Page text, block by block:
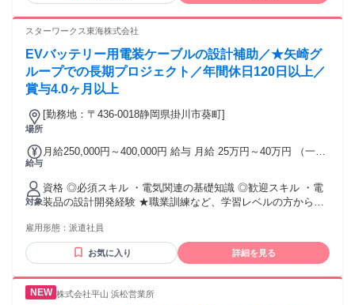
方も歓迎！◀ ＝＝＝＝＝＝＝＝＝＝＝＝＝＝＝ ・第二新卒歓
迎 ・初めての転職歓迎 ・経験が浅い方も歓迎 ・上流工程へ
挑戦したい方歓迎 ・市場価値を高めたい方歓迎 ・自動車整備
士学校卒業の方 ・CAD操作や図面読解経験がある方 ・理工系
大学、工業高校等で 機械・電気電子を学ばれた方 ・製造、自
動車整備士、施工管理、 CADオペレーター経験者 ＝＝＝＝＝
＝＝＝＝＝＝＝＝＝＝ ▶下記ツールの使用経験者歓迎◀ ＝＝
＝＝＝＝＝＝＝＝＝＝＝＝＝ CAD（2D-CAD、3D-CAD）
PLC CAE解析 シーケンス制御 ノギス マイクロメータ テスタ
ラムアナライザ NC旋盤 フライス盤
一律住宅手当 1万円(固定給に含む) 交通費全額支給 残業手当
（全額支給） ※サービス残業なし 家族手当 【昇給】 年1回
（4月） 【賞与】 年2回 （7月・12月） ※昨年度支給実績2回
※2.91ヶ月（2025年度実績） ※現職の給与、希望年収を考慮
いたします ※経験者積極採用・給与優遇 ※能力・経験を考慮
し当社規定により決定
っと幅広い製品や技術に携わりたい」 「エンジニアとして市
アリングでは 年間9,188件のプロジェクトの中から、 あなた
のキャリアプランに 合わせた案件をご提案しています。 自動
車・航空宇宙・半導体・医療機器など、 様々なメーカーや製
品に携わることで、 1社では得られない経験とスキルを 身に
つけることが可能です。 「初めての転職だから不安」 「経験
＝＝＝＝ ▶“今よりもっと”レベルアップ◀ ＝＝＝＝＝＝＝＝
る無料研修 ・100種類以上の通信教育講座 ・資格試験費用補
助制度 ・資格取得奨励金制度 ＼こんな未来も実現できます／
き続け、最先端の技術に触れる。 ★大手メーカーの正社員へ
転籍。 豊富な選択肢がある当社で、 新しい可能性を拓きませ
んか？ ＝＝＝＝＝＝＝＝＝＝＝＝＝＝＝ ▶以下に当てはまる
迎 ・初めての転職歓迎 ・経験が浅い方も歓迎 ・上流工程へ
挑戦したい方歓迎 ・市場価値を高めたい方歓迎 ・自動車整備
スターワークス東海株式会社
EVバッテリー用電装ケーブルの設計補助／★矢崎グ
ループでの長期プロジェクト／年間休日120日以上／
賞与4.0ヶ月以上
場所
[勤務地：〒436-0018静岡県掛川市葵町]
給与
月給250,000円～400,000円 給与 月給 25万円～40万円 （一律
給) ※年齢・経験を考慮の上、当社規定により優遇いたしま
す。 ★賞与 年2回(4ヶ月分) ★昇給 年1回 【年収例】 850万円
／49歳・経験者・入社7年目（月給50万円+賞与＋諸手当）
650万円／36歳・経験者・入社8年目（月給35万円+賞与＋諸
与） 交通費：交通費支給 1か月3万円を上限
対象
資格 ◎必須スキル ・電気関連の基礎知識 ◎歓迎スキル ・電
装品の設計開発経験 ★職業訓練など、学習レベルの方からも
績がある方は内定前提で選考させていただきます。
雇用形態： 派遣社員
お気に入り 詳細を見る
株式会社平山 浜松営業所